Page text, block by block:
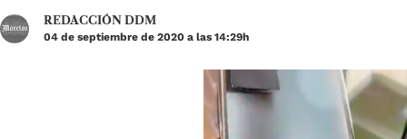
REDACCIÓN DDM
04 de septiembre de 2020 a las 14:29h